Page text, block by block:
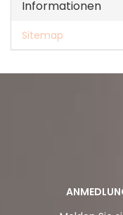
Informationen
Sitemap